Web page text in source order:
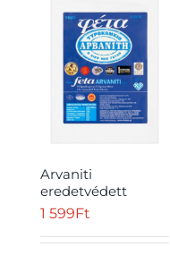
Termékek
Arvaniti
eredetvédett
görög feta sajt sós
1 599Ft